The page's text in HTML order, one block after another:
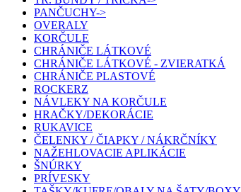
PANČUCHY->
OVERALY
KORČULE
CHRÁNIČE LÁTKOVÉ
CHRÁNIČE LÁTKOVÉ - ZVIERATKÁ
CHRÁNIČE PLASTOVÉ
ROCKERZ
NÁVLEKY NA KORČULE
HRAČKY/DEKORÁCIE
RUKAVICE
ČELENKY / ČIAPKY / NÁKRČNÍKY
NAŽEHLOVACIE APLIKÁCIE
ŠNÚRKY
PRÍVESKY